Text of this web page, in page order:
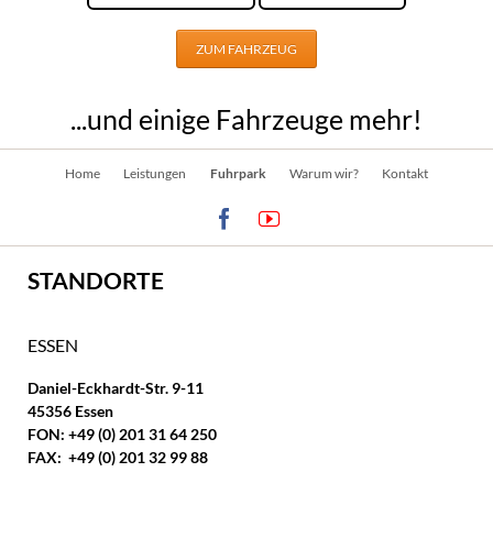
ZUM FAHRZEUG
...und einige Fahrzeuge mehr!
Home Leistungen Fuhrpark Warum wir? Kontakt
STANDORTE
ESSEN
Daniel-Eckhardt-Str. 9-11
45356 Essen
FON: +49 (0) 201 31 64 250
FAX: +49 (0) 201 32 99 88